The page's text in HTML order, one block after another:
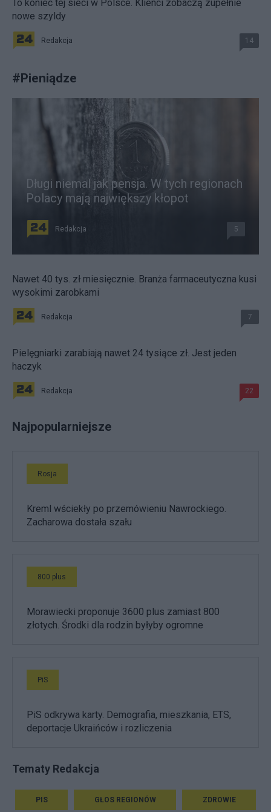
To koniec tej sieci w Polsce. Klienci zobaczą zupełnie
nowe szyldy
Redakcja 14
#Pieniądze
Długi niemal jak pensja. W tych regionach
Polacy mają największy kłopot
Redakcja 5
Nawet 40 tys. zł miesięcznie. Branża farmaceutyczna kusi
wysokimi zarobkami
Redakcja 7
Pielęgniarki zarabiają nawet 24 tysiące zł. Jest jeden
haczyk
Redakcja 22
Najpopularniejsze
Rosja
Kreml wściekły po przemówieniu Nawrockiego.
Zacharowa dostała szału
800 plus
Morawiecki proponuje 3600 plus zamiast 800
złotych. Środki dla rodzin byłyby ogromne
PiS
PiS odkrywa karty. Demografia, mieszkania, ETS,
deportacje Ukraińców i rozliczenia
Tematy Redakcja
PIS GŁOS REGIONÓW ZDROWIE